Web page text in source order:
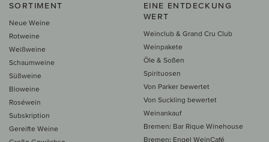
SORTIMENT
Neue Weine
Rotweine
Weißweine
Schaumweine
Süßweine
Bioweine
Roséwein
Subskription
Gereifte Weine
EINE ENTDECKUNG
WERT
Weinclub & Grand Cru Club
Weinpakete
Öle & Soßen
Spirituosen
Von Parker bewertet
Von Suckling bewertet
Weinankauf
Bremen: Bar Rique Winehouse
Bremen: Engel WeinCafé